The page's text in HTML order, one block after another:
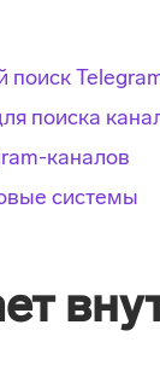
поиск
поиска
каналов
системы